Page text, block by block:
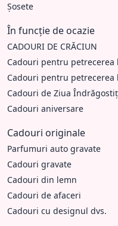
Șosete
În funcție de ocazie
CADOURI DE CRĂCIUN
Cadouri pentru
Cadouri pentru
Cadouri de Ziua
Cadouri aniversare
Cadouri originale
Parfumuri auto gravate
Cadouri gravate
Cadouri din lemn
Cadouri de afaceri
Cadouri cu designul dvs.